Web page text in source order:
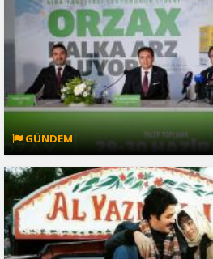
GÜNDEM